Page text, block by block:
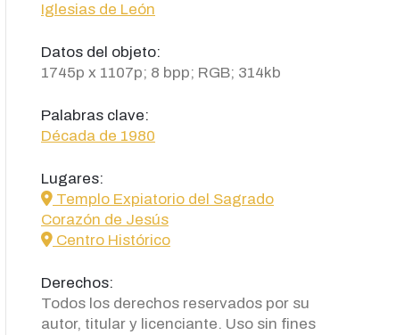
Iglesias de León
Datos del objeto:
1745p x 1107p; 8 bpp; RGB; 314kb
Palabras clave:
Década de 1980
Lugares:
icon
Templo Expiatorio del Sagrado
Corazón de Jesús
icon
Centro Histórico
Derechos:
Todos los derechos reservados por su
autor, titular y licenciante. Uso sin fines